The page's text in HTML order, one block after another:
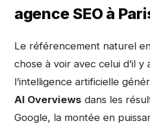
agence SEO à
Le référencement naturel
chose à voir avec celui d’il y
l’intelligence artificielle
AI Overviews dans les
Google, la montée en